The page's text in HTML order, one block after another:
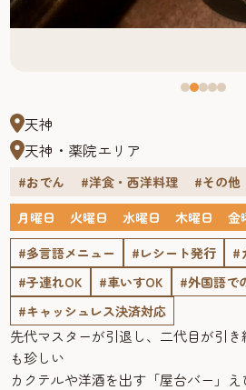
天神
天神・薬院エリア
#おでん #洋食・西洋料理
#その他
月曜日
火曜日 水曜日 木曜日 金
#多言語メニュー
#レシート発行
#
#子連れOK
#車いすOK
#外国語で
#キャッシュレス決済対応
先代マスターが引退し、二代目が引
も珍しい
カクテルや洋酒を出す「屋台バー」え